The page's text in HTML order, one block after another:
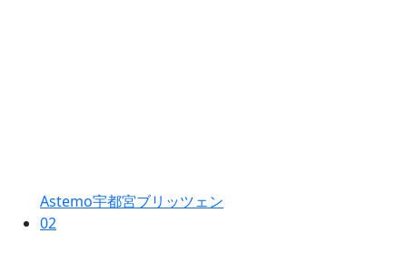
Astemo宇都宮ブリッツェン
02